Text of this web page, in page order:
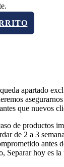
apartado
que nuevos
de productos
de 2 a 3
antes
Separar hoy es la